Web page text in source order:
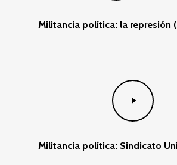
Militancia política: la represión
Play
Video
Militancia política: Sindicato